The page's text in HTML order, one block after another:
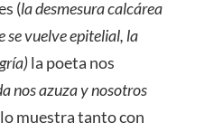
(la desmesura calcárea
se vuelve epitelial, la
la poeta nos
nos azuza y nosotros
muestra tanto con